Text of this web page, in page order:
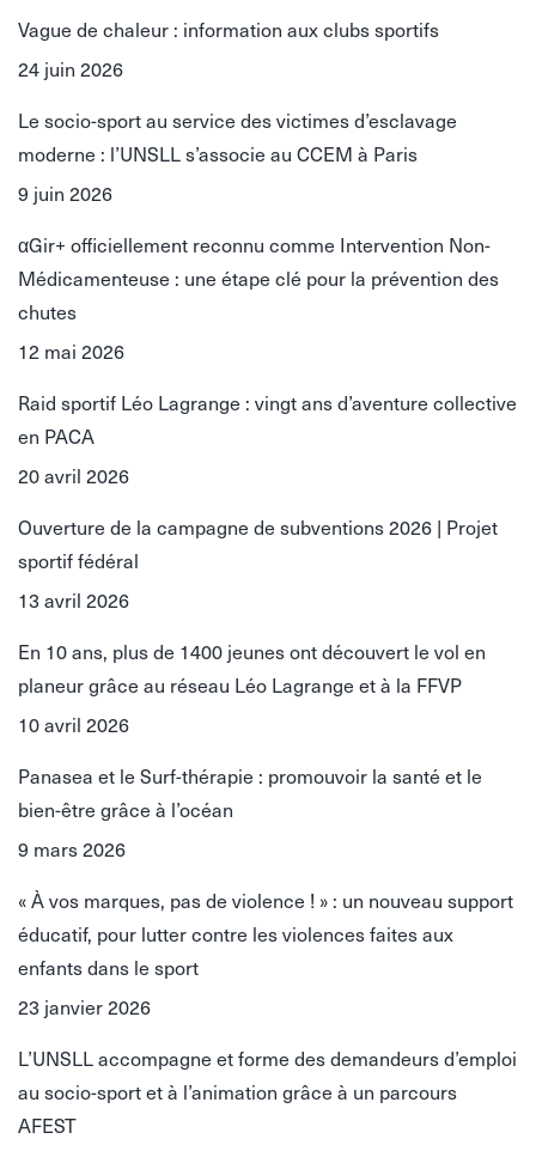
Vague de chaleur : information aux clubs sportifs
24 juin 2026
Le socio-sport au service des victimes d’esclavage
moderne : l’UNSLL s’associe au CCEM à Paris
9 juin 2026
αGir+ officiellement reconnu comme Intervention Non-
Médicamenteuse : une étape clé pour la prévention des
chutes
12 mai 2026
Raid sportif Léo Lagrange : vingt ans d’aventure collective
en PACA
20 avril 2026
Ouverture de la campagne de subventions 2026 | Projet
sportif fédéral
13 avril 2026
En 10 ans, plus de 1400 jeunes ont découvert le vol en
planeur grâce au réseau Léo Lagrange et à la FFVP
10 avril 2026
Panasea et le Surf-thérapie : promouvoir la santé et le
bien-être grâce à l’océan
9 mars 2026
« À vos marques, pas de violence ! » : un nouveau support
éducatif, pour lutter contre les violences faites aux
enfants dans le sport
23 janvier 2026
L’UNSLL accompagne et forme des demandeurs d’emploi
au socio-sport et à l’animation grâce à un parcours
AFEST